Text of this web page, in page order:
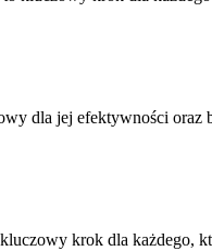
dla jej efektywności
krok dla każdego,